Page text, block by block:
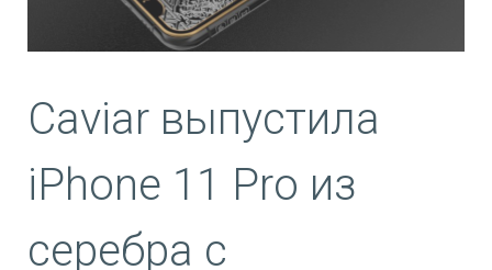
Caviar выпустила
iPhone 11 Pro из
серебра с